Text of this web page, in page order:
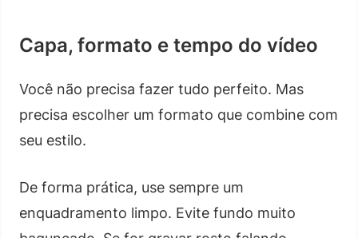
Capa, formato e tempo do vídeo
Você não precisa fazer tudo perfeito. Mas
precisa escolher um formato que combine com
seu estilo.
De forma prática, use sempre um
enquadramento limpo. Evite fundo muito